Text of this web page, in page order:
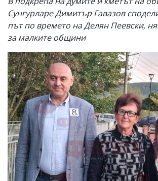
Сунгурларе Димитър Гавазов
път по времето на Делян Пеевски,
за малките общини